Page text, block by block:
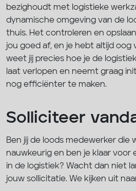
bezighoudt met logistieke
dynamische omgeving van de
thuis. Het controleren en
jou goed af, en je hebt altijd oog
weet jij precies hoe je de
laat verlopen en neemt graag
nog efficiënter te maken.
Solliciteer
Ben jij de loods medewerker die
nauwkeurig en ben je klaar voor
in de logistiek? Wacht dan niet
jouw sollicitatie. We kijken uit